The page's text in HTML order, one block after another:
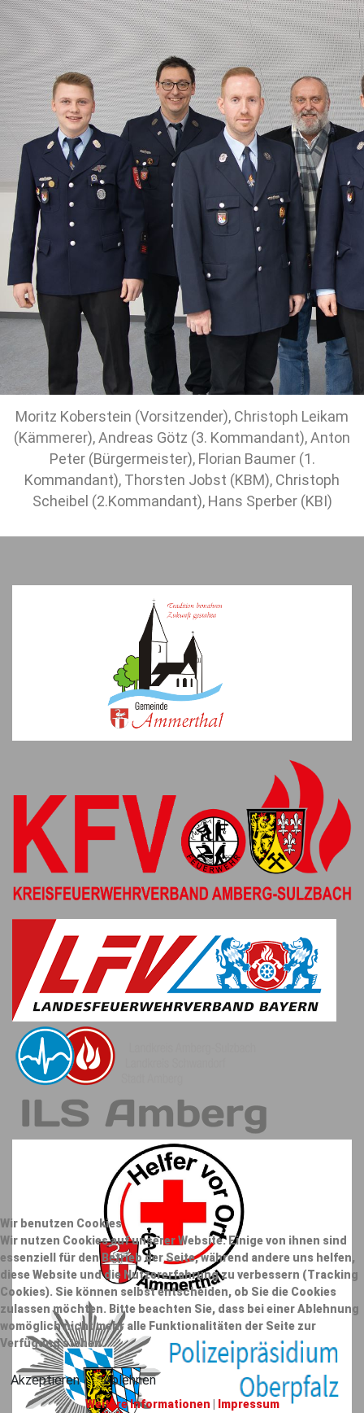
Moritz Koberstein (Vorsitzender), Christoph Leikam
(Kämmerer), Andreas Götz (3. Kommandant), Anton
Peter (Bürgermeister), Florian Baumer (1.
Kommandant), Thorsten Jobst (KBM), Christoph
Scheibel (2.Kommandant), Hans Sperber (KBI)
Wir benutzen Cookies
Wir nutzen Cookies auf unserer Website. Einige von ihnen sind
essenziell für den Betrieb der Seite, während andere uns helfen,
diese Website und die Nutzererfahrung zu verbessern (Tracking
Cookies). Sie können selbst entscheiden, ob Sie die Cookies
zulassen möchten. Bitte beachten Sie, dass bei einer Ablehnung
womöglich nicht mehr alle Funktionalitäten der Seite zur
Verfügung stehen.
Akzeptieren Ablehnen
Weitere Informationen Impressum